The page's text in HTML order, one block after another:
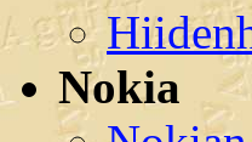
Nokia